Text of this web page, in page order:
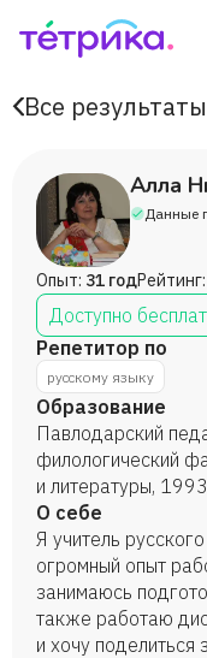
Все результаты
Алла
Данные
Опыт: 31 годРейтинг:
Доступно
Репетитор по
русскому языку
Образование
Павлодарский
филологический
и литературы,
О себе
Я учитель
огромный опыт
занимаюсь
также работаю
и хочу поделиться